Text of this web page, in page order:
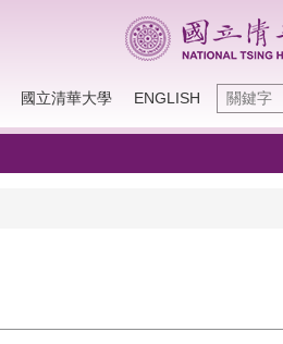
國立清華大學 ENGLISH